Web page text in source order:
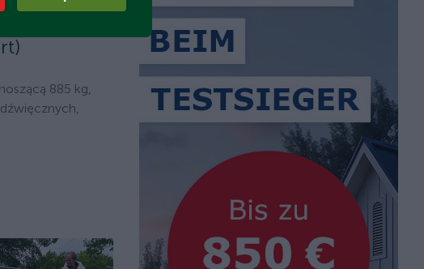
901-kurz
885 kg,